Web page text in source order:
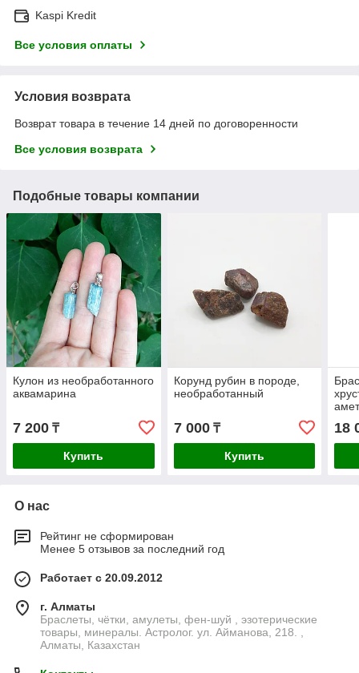
Kaspi Kredit
Все условия оплаты
Условия возврата
Возврат товара в течение 14 дней по договоренности
Все условия возврата
Подобные товары компании
Кулон из необработанного
аквамарина
7 200 ₸
Купить
Корунд рубин в породе,
необработанный
7 000₸
Купить
18
О нас
Рейтинг не сформирован
Менее 5 отзывов за последний год
Работает с 20.09.2012
г. Алматы
Браслеты, чётки, амулеты, фен-шуй , эзотерические
товары, минералы. Астролог. ул. Айманова, 218. ,
Алматы, Казахстан